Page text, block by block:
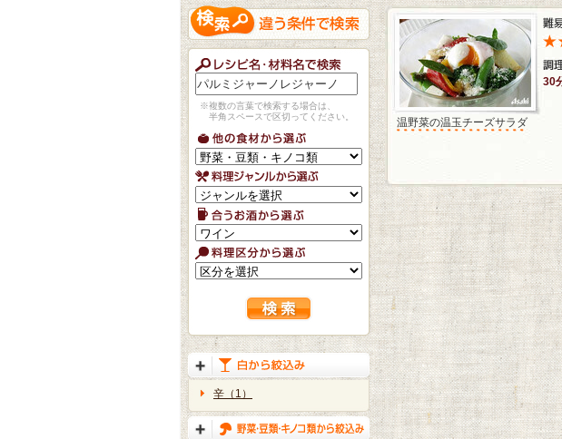
※複数の言葉で検索する場合は、
半角スペースで区切ってください。
辛（1）
30
温野菜の温玉チーズサラダ